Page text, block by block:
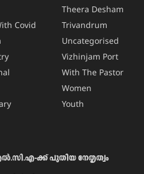
Covid
Theera Desham
Trivandrum
Uncategorised
Vizhinjam Port
With The Pastor
Women
Youth
ക്ക് പുതിയ നേതൃത്വം